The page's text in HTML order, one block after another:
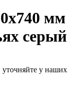
мм
серый
уточняйте у наших